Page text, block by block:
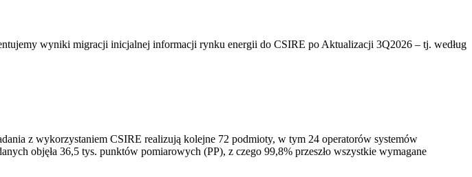
wyniki migracji inicjalnej informacji rynku energii do CSIRE po Aktualizacji 3Q2026 – tj. według
z wykorzystaniem CSIRE realizują kolejne 72 podmioty, w tym 24 operatorów systemów
objęła 36,5 tys. punktów pomiarowych (PP), z czego 99,8% przeszło wszystkie wymagane